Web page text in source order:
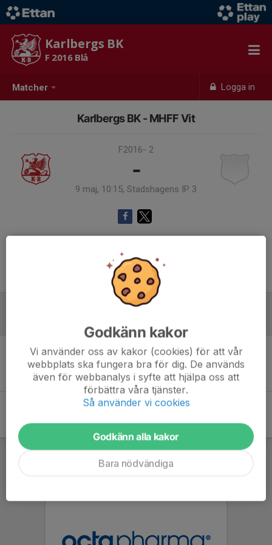
Matcher Logga in
Karlbergs BK
F 2016 Blå
Karlbergs BK - MHFF Vit
F2016- 2
-
9 maj, 10:15, Stadshagens IP 3
Samling 09:45
Endast kallade kunde anmäla sig till aktiviteten. 13 personer var kallade.
Logga in här
Inget referat skrivet
Godkänn kakor
Vi använder oss av kakor (cookies) för att vår
webbplats ska fungera bra för dig. De används
även för webbanalys i syfte att hjälpa oss att
förbättra våra tjänster.
Så använder vi cookies
Godkänn alla kakor
Bara nödvändiga